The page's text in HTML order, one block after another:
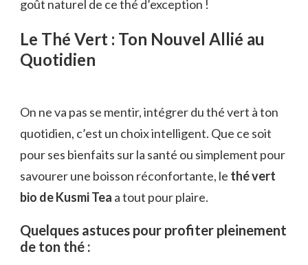
goût naturel de ce thé d’exception !
Le Thé Vert : Ton Nouvel Allié au
Quotidien
On ne va pas se mentir, intégrer du thé vert à ton
quotidien, c’est un choix intelligent. Que ce soit
pour ses bienfaits sur la santé ou simplement pour
savourer une boisson réconfortante, le thé vert
bio de Kusmi Tea a tout pour plaire.
Quelques astuces pour profiter pleinement
de ton thé :